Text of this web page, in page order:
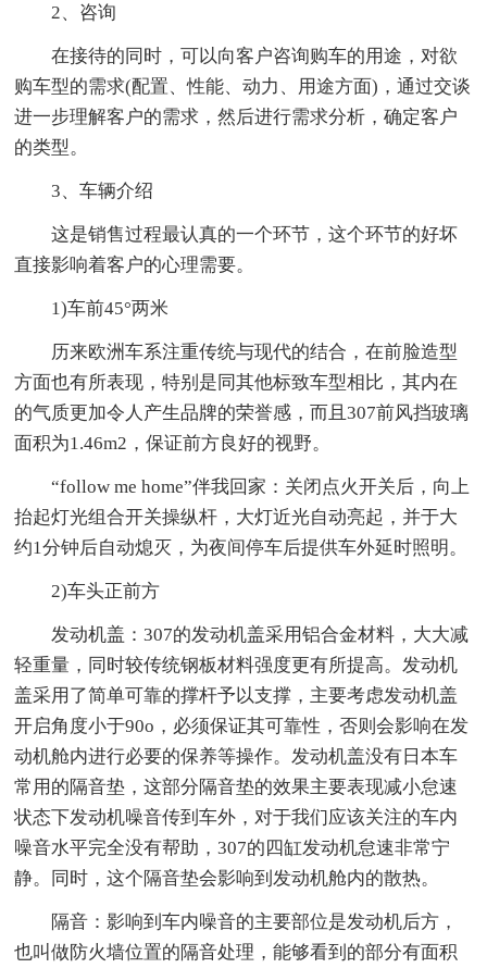
2、咨询
在接待的同时，可以向客户咨询购车的用途，对欲
购车型的需求(配置、性能、动力、用途方面)，通过交谈
进一步理解客户的需求，然后进行需求分析，确定客户
的类型。
3、车辆介绍
这是销售过程最认真的一个环节，这个环节的好坏
直接影响着客户的心理需要。
1)车前45°两米
历来欧洲车系注重传统与现代的结合，在前脸造型
方面也有所表现，特别是同其他标致车型相比，其内在
的气质更加令人产生品牌的荣誉感，而且307前风挡玻璃
面积为1.46m2，保证前方良好的视野。
“follow me home”伴我回家：关闭点火开关后，向上
抬起灯光组合开关操纵杆，大灯近光自动亮起，并于大
约1分钟后自动熄灭，为夜间停车后提供车外延时照明。
2)车头正前方
发动机盖：307的发动机盖采用铝合金材料，大大减
轻重量，同时较传统钢板材料强度更有所提高。发动机
盖采用了简单可靠的撑杆予以支撑，主要考虑发动机盖
开启角度小于90o，必须保证其可靠性，否则会影响在发
动机舱内进行必要的保养等操作。发动机盖没有日本车
常用的隔音垫，这部分隔音垫的效果主要表现减小怠速
状态下发动机噪音传到车外，对于我们应该关注的车内
噪音水平完全没有帮助，307的四缸发动机怠速非常宁
静。同时，这个隔音垫会影响到发动机舱内的散热。
隔音：影响到车内噪音的主要部位是发动机后方，
也叫做防火墙位置的隔音处理，能够看到的部分有面积